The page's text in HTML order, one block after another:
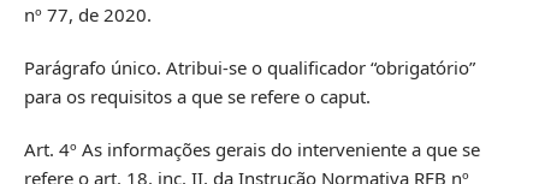
nº 77, de 2020.
Parágrafo único. Atribui-se o qualificador “obrigatório”
para os requisitos a que se refere o caput.
Art. 4º As informações gerais do interveniente a que se
refere o art. 18, inc. II, da Instrução Normativa RFB nº